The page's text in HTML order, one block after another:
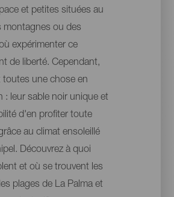
et petites situées au
montagnes ou des
expérimenter ce
de liberté. Cependant,
toutes une chose en
: leur sable noir unique et
d'en profiter toute
au climat ensoleillé
Découvrez à quoi
et où se trouvent les
plages de La Palma et